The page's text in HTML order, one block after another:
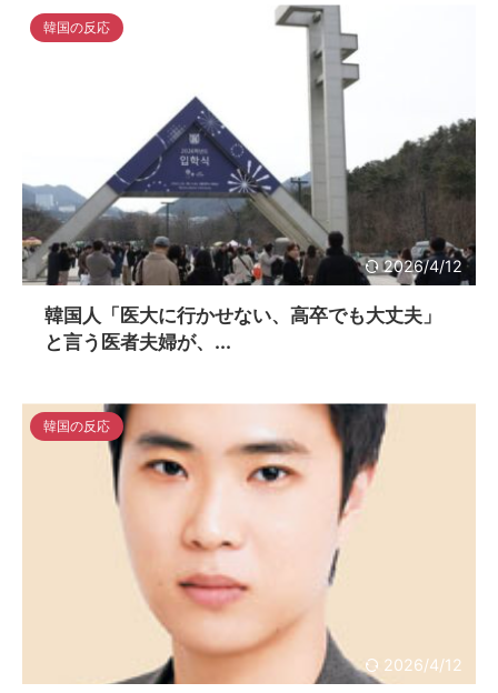
2026/4/12
韓国の反応
韓国人「医大に行かせない、高卒でも大丈夫」
と言う医者夫婦が、...
2026/4/12
韓国の反応